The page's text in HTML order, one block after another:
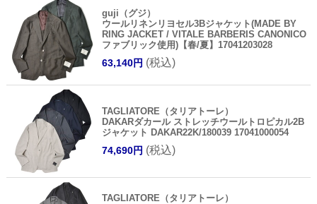
guji（グジ）
ウールリネンリヨセル3Bジャケット(MADE BY
RING JACKET / VITALE BARBERIS CANONICO
ファブリック使用)【春/夏】17041203028
63,140円 (税込)
TAGLIATORE（タリアトーレ）
DAKARダカール ストレッチウールトロピカル2B
ジャケット DAKAR22K/180039 17041000054
74,690円 (税込)
TAGLIATORE（タリアトーレ）